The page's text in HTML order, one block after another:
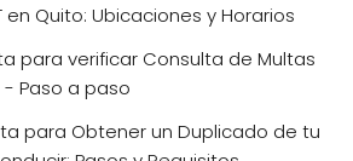
en Quito: Ubicaciones y Horarios
para verificar Consulta de Multas
- Paso a paso
para Obtener un Duplicado de tu